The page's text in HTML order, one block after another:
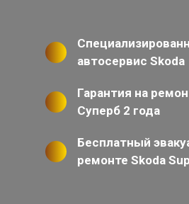
автосервис Skoda
Гарантия на
Суперб 2 года
Бесплатный
ремонте Skoda